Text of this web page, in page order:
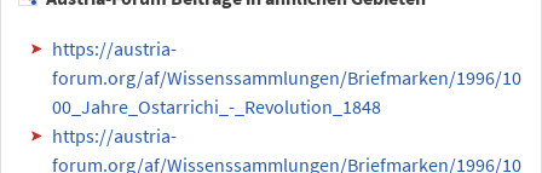
https://austria-
forum.org/af/Wissenssammlungen/Briefmarken/1996/10
00_Jahre_Ostarrichi_-_Revolution_1848
https://austria-
forum.org/af/Wissenssammlungen/Briefmarken/1996/10